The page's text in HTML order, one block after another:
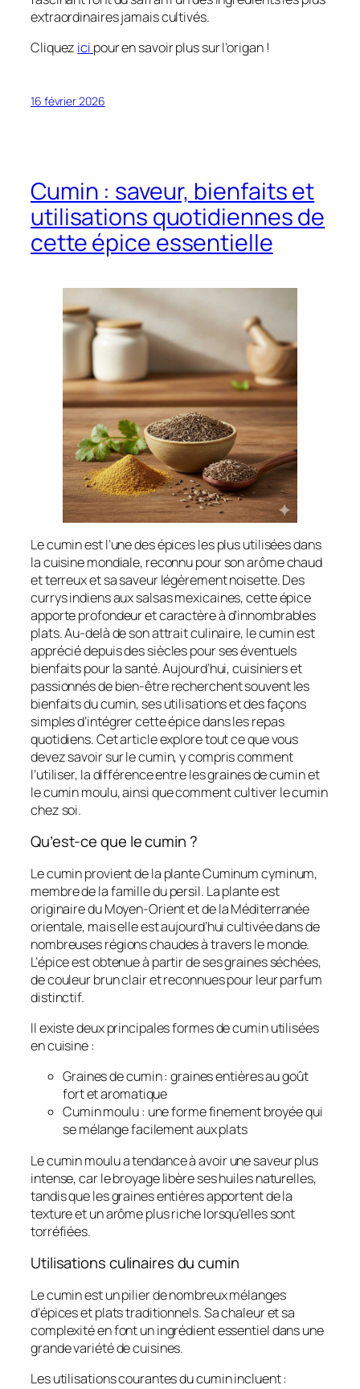
extraordinaires jamais cultivés.
Cliquez ici pour en savoir plus sur l’origan !
16 février 2026
Cumin : saveur, bienfaits et
utilisations quotidiennes de
cette épice essentielle
Le cumin est l’une des épices les plus utilisées dans
la cuisine mondiale, reconnu pour son arôme chaud
et terreux et sa saveur légèrement noisette. Des
currys indiens aux salsas mexicaines, cette épice
apporte profondeur et caractère à d’innombrables
plats. Au-delà de son attrait culinaire, le cumin est
apprécié depuis des siècles pour ses éventuels
bienfaits pour la santé. Aujourd’hui, cuisiniers et
passionnés de bien-être recherchent souvent les
bienfaits du cumin, ses utilisations et des façons
simples d’intégrer cette épice dans les repas
quotidiens. Cet article explore tout ce que vous
devez savoir sur le cumin, y compris comment
l’utiliser, la différence entre les graines de cumin et
le cumin moulu, ainsi que comment cultiver le cumin
chez soi.
Qu’est-ce que le cumin ?
Le cumin provient de la plante Cuminum cyminum,
membre de la famille du persil. La plante est
originaire du Moyen-Orient et de la Méditerranée
orientale, mais elle est aujourd’hui cultivée dans de
nombreuses régions chaudes à travers le monde.
L’épice est obtenue à partir de ses graines séchées,
de couleur brun clair et reconnues pour leur parfum
distinctif.
Il existe deux principales formes de cumin utilisées
en cuisine :
Graines de cumin : graines entières au goût
fort et aromatique
Cumin moulu : une forme finement broyée qui
se mélange facilement aux plats
Le cumin moulu a tendance à avoir une saveur plus
intense, car le broyage libère ses huiles naturelles,
tandis que les graines entières apportent de la
texture et un arôme plus riche lorsqu’elles sont
torréfiées.
Utilisations culinaires du cumin
Le cumin est un pilier de nombreux mélanges
d’épices et plats traditionnels. Sa chaleur et sa
complexité en font un ingrédient essentiel dans une
grande variété de cuisines.
Les utilisations courantes du cumin incluent :